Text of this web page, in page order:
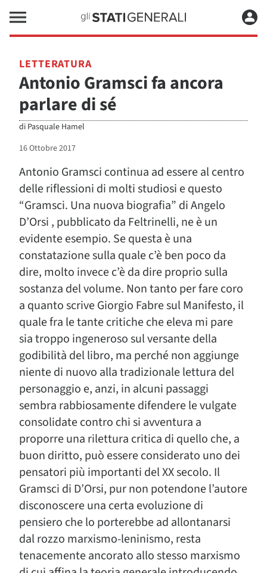
LETTERATURA
Antonio Gramsci fa ancora
parlare di sé
di Pasquale Hamel
16 Ottobre 2017
Antonio Gramsci continua ad essere al centro
delle riflessioni di molti studiosi e questo
“Gramsci. Una nuova biografia” di Angelo
D’Orsi , pubblicato da Feltrinelli, ne è un
evidente esempio. Se questa è una
constatazione sulla quale c’è ben poco da
dire, molto invece c’è da dire proprio sulla
sostanza del volume. Non tanto per fare coro
a quanto scrive Giorgio Fabre sul Manifesto, il
quale fra le tante critiche che eleva mi pare
sia troppo ingeneroso sul versante della
godibilità del libro, ma perché non aggiunge
niente di nuovo alla tradizionale lettura del
personaggio e, anzi, in alcuni passaggi
sembra rabbiosamente difendere le vulgate
consolidate contro chi si avventura a
proporre una rilettura critica di quello che, a
buon diritto, può essere considerato uno dei
pensatori più importanti del XX secolo. Il
Gramsci di D’Orsi, pur non potendone l’autore
disconoscere una certa evoluzione di
pensiero che lo porterebbe ad allontanarsi
dal rozzo marxismo-leninismo, resta
tenacemente ancorato allo stesso marxismo